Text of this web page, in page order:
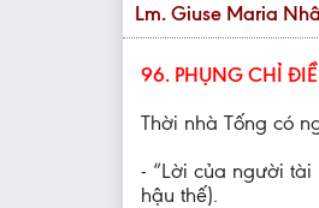
Lm. Giuse Maria
96. PHỤNG CHỈ
Thời nhà Tống có
- “Lời của người
hậu thế).